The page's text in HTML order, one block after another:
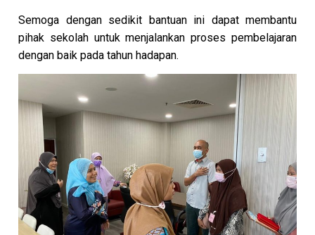
Semoga dengan sedikit bantuan ini dapat membantu
pihak sekolah untuk menjalankan proses pembelajaran
dengan baik pada tahun hadapan.